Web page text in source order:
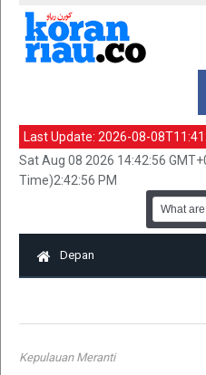
Last Update: 2026-08-
Sat Aug 08 2026 14:42:56
Time)2:42:56 PM
Depan
Kepulauan Meranti